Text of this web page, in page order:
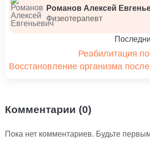
Романов Алексей
Физеотерапевт
Реабилитация
Восстановление организма
Комментарии (0)
Пока нет комментариев. Будьте